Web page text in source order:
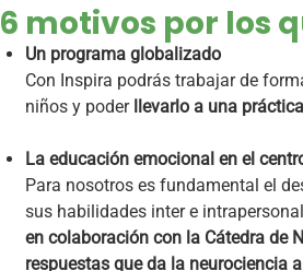
6 motivos por los
Un programa globalizado
Con Inspira podrás trabajar de
niños y poderllevarlo a una
La educación emocional en el
Para nosotros es fundamental el
sus habilidades inter e
en colaboración con la Cátedra de
respuestas que da la neurociencia